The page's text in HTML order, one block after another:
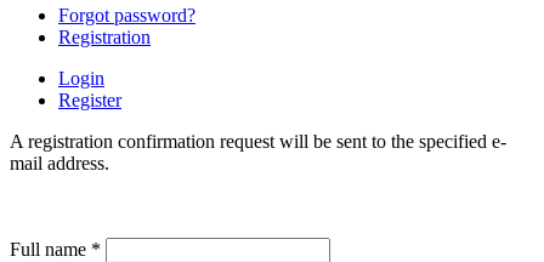
Forgot password?
Registration
Login
Register
A registration confirmation request will be sent to the specified e-
mail address.
Full name *